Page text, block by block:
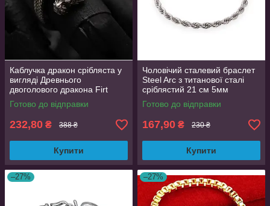
Каблучка дракон срібляста у
вигляді Древнього
двоголового дракона Firt
регульований розмір
AurumLux008
Готово до відправки
232,80 ₴ 388 ₴
Купити
Чоловічий сталевий браслет
Steel Arc з титанової сталі
сріблястий 21 см 5мм
Готово до відправки
167,90 ₴ 230 ₴
Купити
–27% –27%